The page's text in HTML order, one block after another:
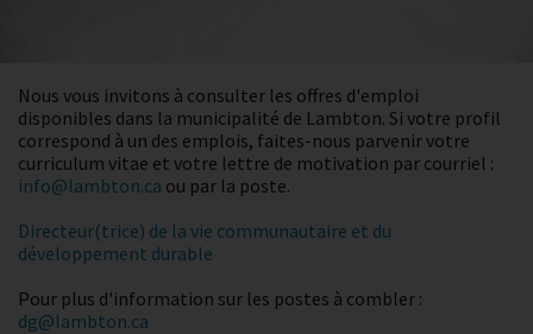
Nous vous invitons à consulter les offres d'emploi
disponibles dans la municipalité de Lambton. Si votre profil
correspond à un des emplois, faites-nous parvenir votre
curriculum vitae et votre lettre de motivation par courriel :
info@lambton.ca ou par la poste.
Directeur(trice) de la vie communautaire et du
développement durable
Pour plus d'information sur les postes à combler :
dg@lambton.ca